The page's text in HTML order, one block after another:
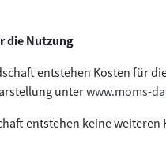
die Nutzung
entstehen Kosten für
unterwww.moms-
entstehen keine